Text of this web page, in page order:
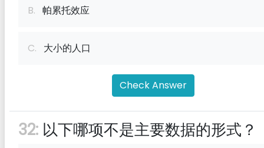
B. 帕累托效应
C. 大小的人口
Check Answer
32: 以下哪项不是主要数据的形式？